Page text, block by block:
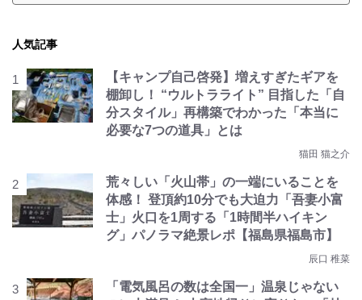
人気記事
【キャンプ自己啓発】増えすぎたギアを
棚卸し！ “ウルトラライト” 目指した「自
分スタイル」再構築でわかった「本当に
必要な7つの道具」とは
猫田 猫之介
荒々しい「火山帯」の一端にいることを
体感！ 登頂約10分でも大迫力「吾妻小富
士」火口を1周する「1時間半ハイキン
グ」パノラマ絶景レポ【福島県福島市】
辰口 稚菜
「電気風呂の数は全国一」温泉じゃない